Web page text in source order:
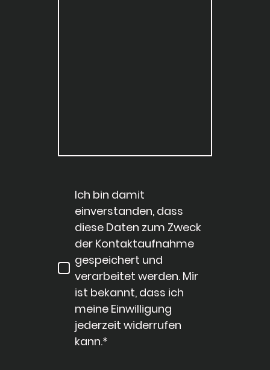
Ich bin damit
einverstanden, dass
diese Daten zum Zweck
der Kontaktaufnahme
gespeichert und
verarbeitet werden. Mir
ist bekannt, dass ich
meine Einwilligung
jederzeit widerrufen
kann.*